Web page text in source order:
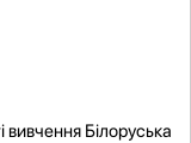
вивчення Білоруська